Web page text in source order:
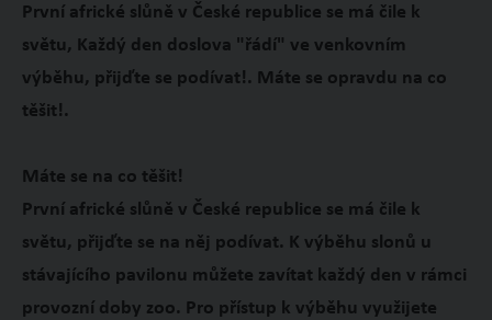
První africké slůně v České republice se má čile k
světu, Každý den doslova "řádí" ve venkovním
výběhu, přijďte se podívat!. Máte se opravdu na co
těšit!.
Máte se na co těšit!
První africké slůně v České republice se má čile k
světu, přijďte se na něj podívat. K výběhu slonů u
stávajícího pavilonu můžete zavítat každý den v rámci
provozní doby zoo. Pro přístup k výběhu využijete